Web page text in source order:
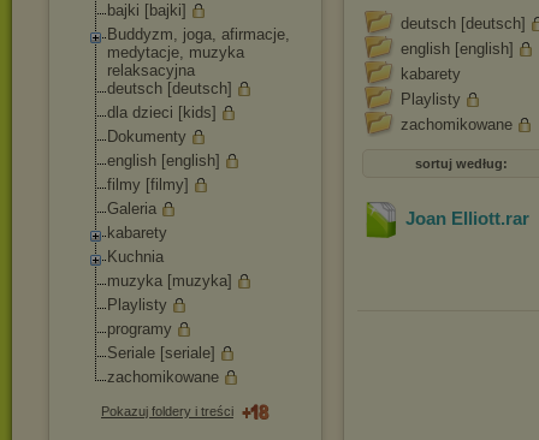
bajki [bajki]
Buddyzm, joga, afirmacje,
medytacje, muzyka
relaksacyjna
deutsch [deutsch]
dla dzieci [kids]
Dokumenty
english [english]
filmy [filmy]
Galeria
kabarety
Kuchnia
muzyka [muzyka]
Playlisty
programy
Seriale [seriale]
zachomikowane
Pokazuj foldery i treści
deutsch [deutsch]
english [english]
kabarety
Playlisty
zachomikowane
sortuj według:
Joan Elliott.rar